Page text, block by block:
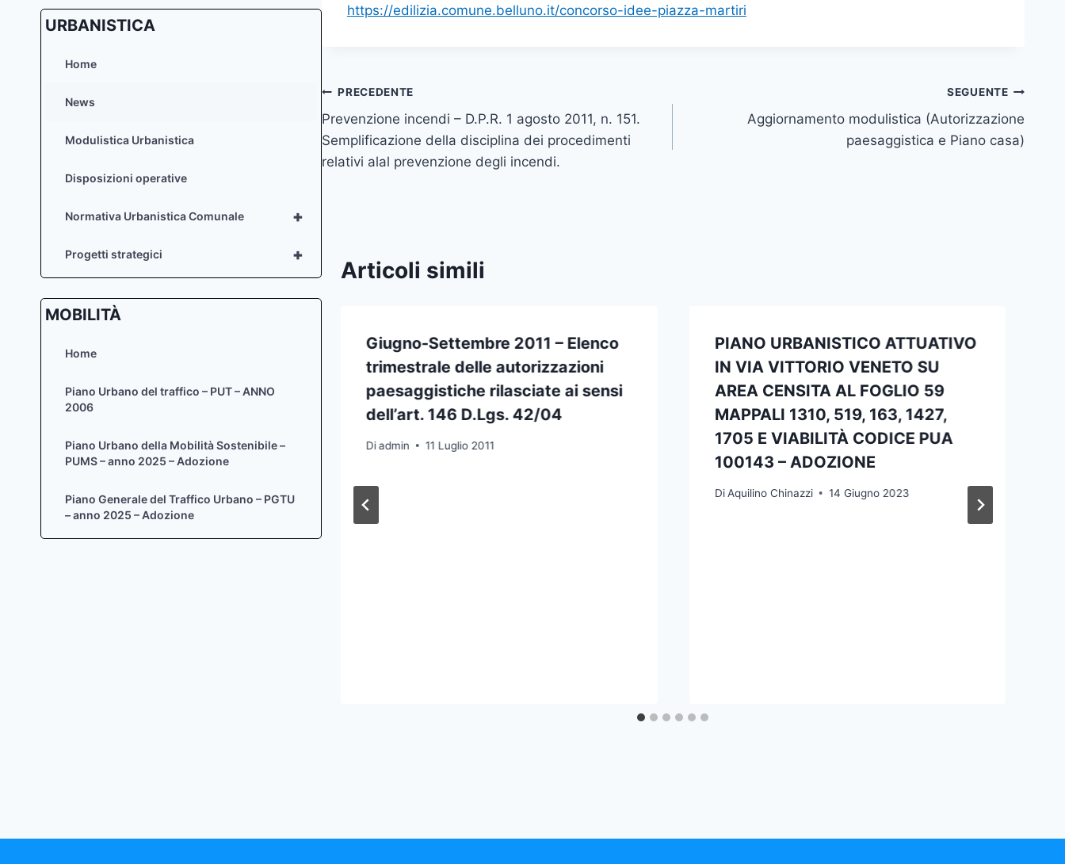
https://edilizia.comune.belluno.it/concorso-idee-piazza-martiri
Navigazione
articoli
PRECEDENTE
Prevenzione incendi – D.P.R. 1 agosto 2011, n. 151.
Semplificazione della disciplina dei procedimenti
relativi alal prevenzione degli incendi.
SEGUENTE
Aggiornamento modulistica (Autorizzazione
paesaggistica e Piano casa)
Articoli simili
LOCALITÀ MUR DI CADOLA
APPROVATO CON D.G.C. N. 30
DEL 03/04/2007 E SUCCESSIVA
VARIANTE APPROVATA CON
Aquilino Chinazzi 9 Giugno 2023
Giugno-Settembre 2011 – Elenco
trimestrale delle autorizzazioni
paesaggistiche rilasciate ai sensi
dell’art. 146 D.Lgs. 42/04
Diadmin 11 Luglio 2011
PIANO URBANISTICO ATTUATIVO
IN VIA VITTORIO VENETO SU
AREA CENSITA AL FOGLIO 59
MAPPALI 1310, 519, 163, 1427,
1705 E VIABILITÀ CODICE PUA
100143 – ADOZIONE
Di Aquilino Chinazzi 14 Giugno 2023
URBANISTICA
Home
News
Modulistica Urbanistica
Disposizioni operative
+
Normativa Urbanistica Comunale
+
Progetti strategici
MOBILITÀ
Home
Piano Urbano del traffico – PUT – ANNO
2006
Piano Urbano della Mobilità Sostenibile –
PUMS – anno 2025 – Adozione
Piano Generale del Traffico Urbano – PGTU
– anno 2025 – Adozione